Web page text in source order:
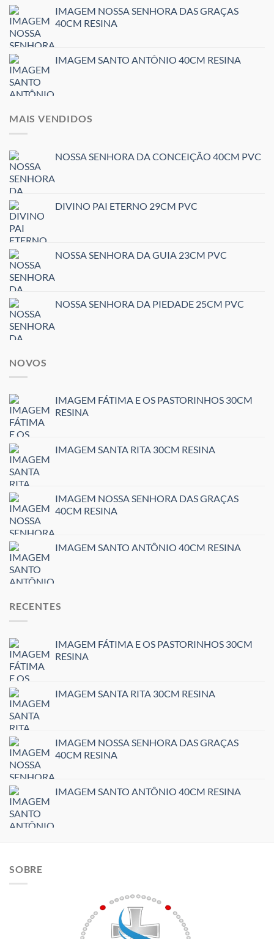
IMAGEM NOSSA SENHORA DAS GRAÇAS
40CM RESINA
IMAGEM SANTO ANTÔNIO 40CM RESINA
MAIS VENDIDOS
NOSSA SENHORA DA CONCEIÇÃO 40CM PVC
DIVINO PAI ETERNO 29CM PVC
NOSSA SENHORA DA GUIA 23CM PVC
NOSSA SENHORA DA PIEDADE 25CM PVC
NOVOS
IMAGEM FÁTIMA E OS PASTORINHOS 30CM
RESINA
IMAGEM SANTA RITA 30CM RESINA
IMAGEM NOSSA SENHORA DAS GRAÇAS
40CM RESINA
IMAGEM SANTO ANTÔNIO 40CM RESINA
RECENTES
IMAGEM FÁTIMA E OS PASTORINHOS 30CM
RESINA
IMAGEM SANTA RITA 30CM RESINA
IMAGEM NOSSA SENHORA DAS GRAÇAS
40CM RESINA
IMAGEM SANTO ANTÔNIO 40CM RESINA
SOBRE